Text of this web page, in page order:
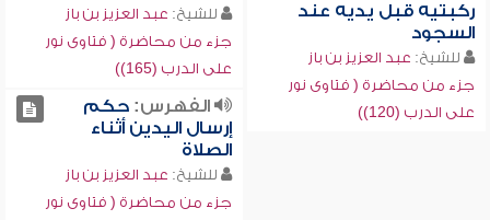
ركبتيه قبل يديه عند
السجود
للشيخ: عبد العزيز بن باز
جزء من محاضرة ( فتاوى نور
على الدرب (120))
للشيخ: عبد العزيز بن باز
جزء من محاضرة ( فتاوى نور
على الدرب (165))
الفهرس:حكم
إرسال اليدين أثناء
الصلاة
للشيخ: عبد العزيز بن باز
جزء من محاضرة ( فتاوى نور